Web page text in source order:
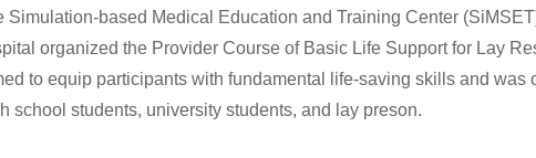
Simulation-based Medical Education and Training Center
organized the Provider Course of Basic Life Support for Lay
to equip participants with fundamental life-saving skills and was
school students, university students, and lay preson.